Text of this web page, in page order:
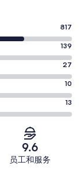
817
139
27
10
13
9.6
员工和服务